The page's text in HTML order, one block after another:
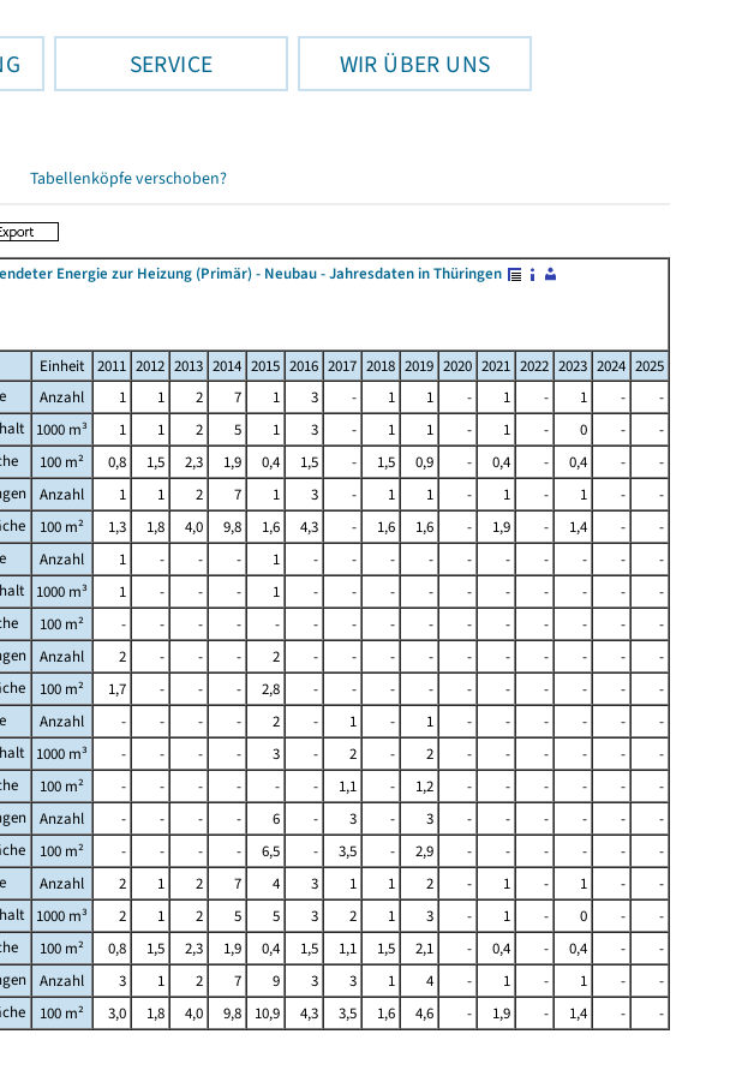
SERVICE WIR ÜBER UNS
Tabellenköpfe verschoben?
Energie zur Heizung (Primär) - Neubau - Jahresdaten in Thüringen
Einheit 2011 2012 2013 2014 2015 2016 2017 2018 2019 2020 2021 2022 2023 2024 2025
Anzahl 1 1 2 7 1 3 - 1 1 - 1 - 1 -
-
1000 m³ 1 1 2 5 1 3 - 1 1 - 1 - 0 -
-
100 m² 0,8 1,5 2,3 1,9 0,4 1,5 - 1,5 0,9 - 0,4 - 0,4 -
-
Anzahl 1 1 2 7 1 3 - 1 1 - 1 - 1 -
-
100 m² 1,3 1,8 4,0 9,8 1,6 4,3 - 1,6 1,6 - 1,9 - 1,4 -
-
Anzahl 1 - - - 1 - - - - - - - - -
-
1000 m³ 1 - - - 1 - - - - - - - - -
-
100 m² - - - - - - - - - - - - - -
-
Anzahl 2 - - - 2 - - - - - - - - -
-
100 m² 1,7 - - - 2,8 - - - - - - - - -
-
Anzahl - - - - 2 - 1 - 1 - - - - -
-
1000 m³ - - - - 3 - 2 - 2 - - - - -
-
100 m² - - - - - - 1,1 - 1,2 - - - - -
-
Anzahl - - - - 6 - 3 - 3 - - - - -
-
100 m² - - - - 6,5 - 3,5 - 2,9 - - - - -
-
Anzahl 2 1 2 7 4 3 1 1 2 - 1 - 1 -
-
1000 m³ 2 1 2 5 5 3 2 1 3 - 1 - 0 -
-
100 m² 0,8 1,5 2,3 1,9 0,4 1,5 1,1 1,5 2,1 - 0,4 - 0,4 -
-
Anzahl 3 1 2 7 9 3 3 1 4 - 1 - 1 -
-
100 m² 3,0 1,8 4,0 9,8 10,9 4,3 3,5 1,6 4,6 - 1,9 - 1,4 - -